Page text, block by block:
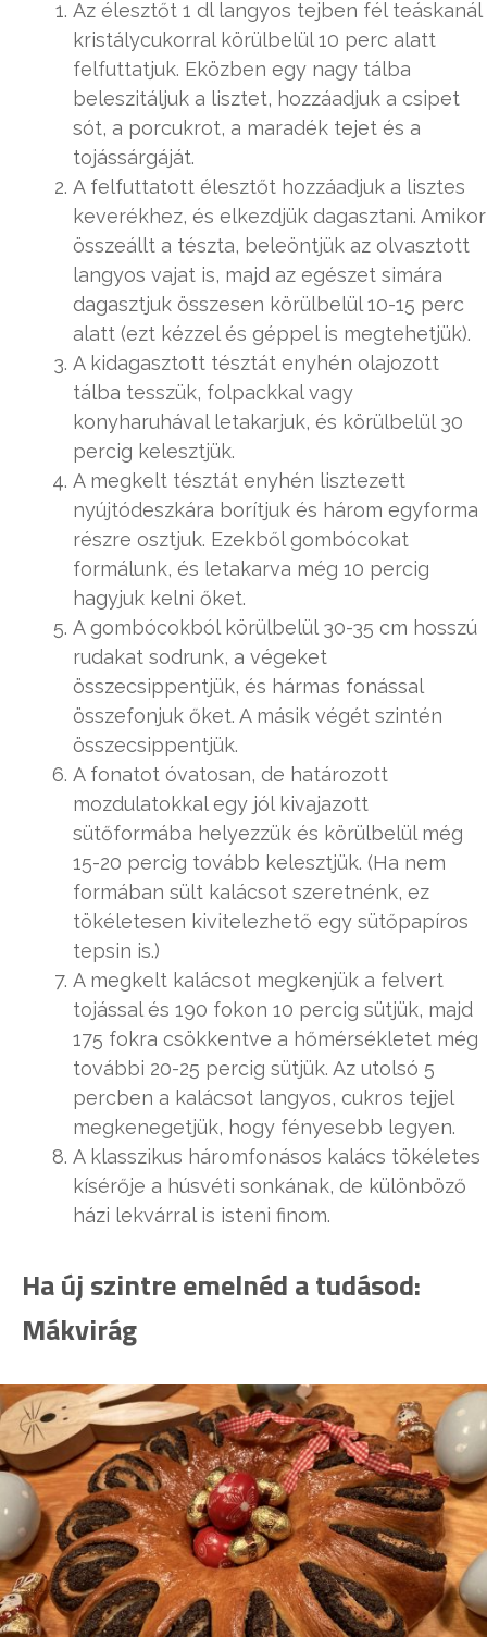
Az élesztőt 1 dl langyos tejben fél teáskanál
kristálycukorral körülbelül 10 perc alatt
felfuttatjuk. Eközben egy nagy tálba
beleszitáljuk a lisztet, hozzáadjuk a csipet
sót, a porcukrot, a maradék tejet és a
tojássárgáját.
A felfuttatott élesztőt hozzáadjuk a lisztes
keverékhez, és elkezdjük dagasztani. Amikor
összeállt a tészta, beleöntjük az olvasztott
langyos vajat is, majd az egészet simára
dagasztjuk összesen körülbelül 10-15 perc
alatt (ezt kézzel és géppel is megtehetjük).
A kidagasztott tésztát enyhén olajozott
tálba tesszük, folpackkal vagy
konyharuhával letakarjuk, és körülbelül 30
percig kelesztjük.
A megkelt tésztát enyhén lisztezett
nyújtódeszkára borítjuk és három egyforma
részre osztjuk. Ezekből gombócokat
formálunk, és letakarva még 10 percig
hagyjuk kelni őket.
A gombócokból körülbelül 30-35 cm hosszú
rudakat sodrunk, a végeket
összecsippentjük, és hármas fonással
összefonjuk őket. A másik végét szintén
összecsippentjük.
A fonatot óvatosan, de határozott
mozdulatokkal egy jól kivajazott
sütőformába helyezzük és körülbelül még
15-20 percig tovább kelesztjük. (Ha nem
formában sült kalácsot szeretnénk, ez
tökéletesen kivitelezhető egy sütőpapíros
tepsin is.)
A megkelt kalácsot megkenjük a felvert
tojással és 190 fokon 10 percig sütjük, majd
175 fokra csökkentve a hőmérsékletet még
további 20-25 percig sütjük. Az utolsó 5
percben a kalácsot langyos, cukros tejjel
megkenegetjük, hogy fényesebb legyen.
A klasszikus háromfonásos kalács tökéletes
kísérője a húsvéti sonkának, de különböző
házi lekvárral is isteni finom.
Ha új szintre emelnéd a tudásod:
Mákvirág